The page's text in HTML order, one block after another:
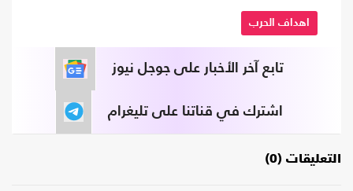
اهداف الحرب
تابع آخر الأخبار على جوجل نيوز
اشترك في قناتنا على تليغرام
التعليقات (0)